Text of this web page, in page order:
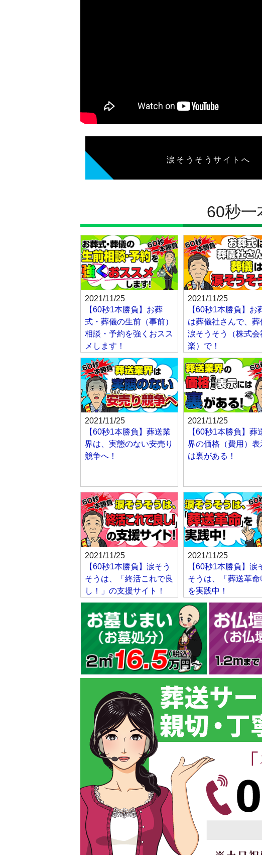
涙そうそうサイトへ
60秒一
2021/11/25
【60秒1本勝負】お葬
式・葬儀の生前（事前）
相談・予約を強くおスス
メします！
2021/11/25
【60秒1本勝負】お
は葬儀社さんで、葬
涙そうそう（株式会
楽）で！
2021/11/25
【60秒1本勝負】葬送業
界は、実態のない安売り
競争へ！
2021/11/25
【60秒1本勝負】葬
界の価格（費用）表
は裏がある！
2021/11/25
【60秒1本勝負】涙そう
そうは、「終活これで良
し！」の支援サイト！
2021/11/25
【60秒1本勝負】涙
そうは、「葬送革命
を実践中！